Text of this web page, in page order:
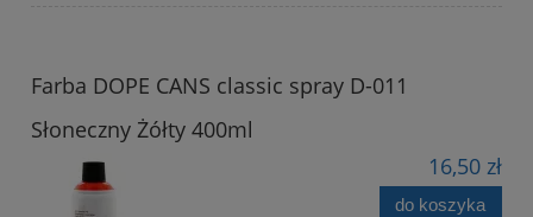
Farba DOPE CANS classic spray D-011
Słoneczny Żółty 400ml
16,50 zł
do koszyka